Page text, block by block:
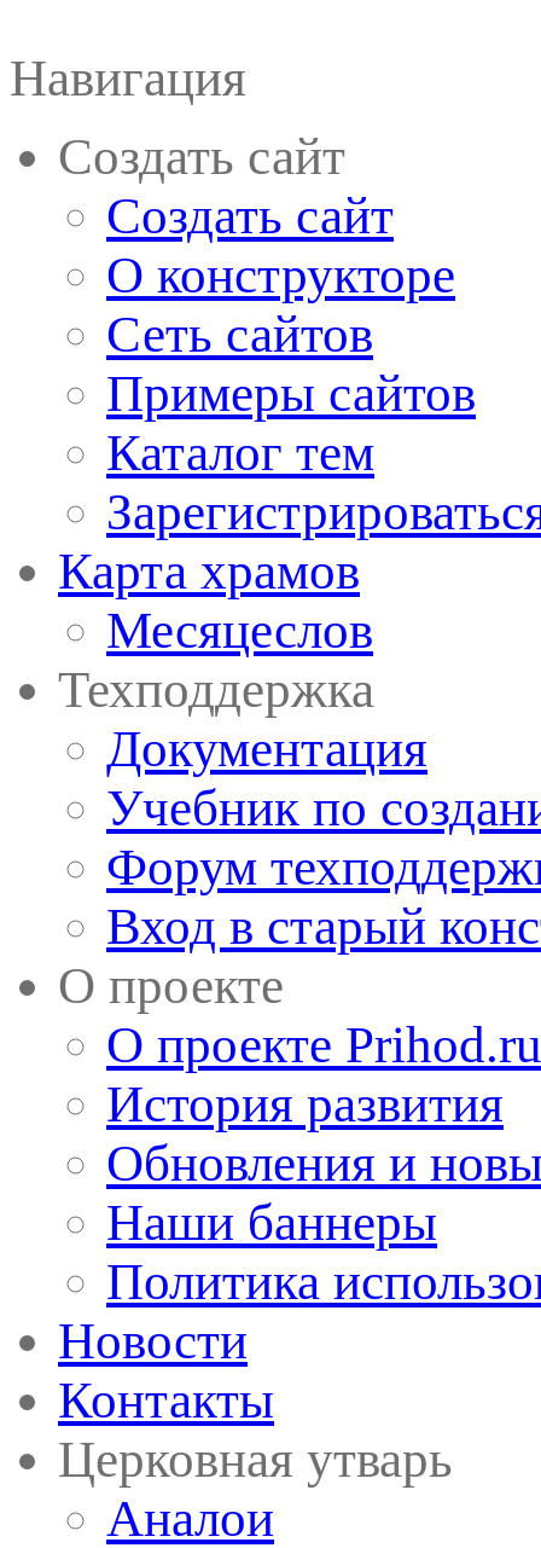
Навигация
Создать сайт
Создать сайт
О конструкторе
Сеть сайтов
Примеры сайтов
Каталог тем
Карта храмов
Месяцеслов
Техподдержка
Документация
Учебник по
Форум
Вход в старый
О проекте
О проекте Prihod.ru
История развития
Обновления и
Наши баннеры
Политика
Новости
Контакты
Церковная утварь
Аналои